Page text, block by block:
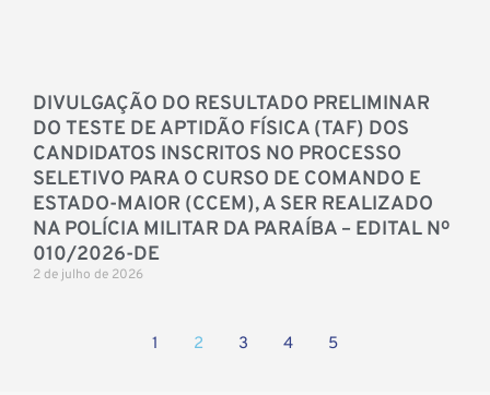
DIVULGAÇÃO DO RESULTADO PRELIMINAR
DO TESTE DE APTIDÃO FÍSICA (TAF) DOS
CANDIDATOS INSCRITOS NO PROCESSO
SELETIVO PARA O CURSO DE COMANDO E
ESTADO-MAIOR (CCEM), A SER REALIZADO
NA POLÍCIA MILITAR DA PARAÍBA – EDITAL Nº
010/2026-DE
2 de julho de 2026
1 2 3 4 5